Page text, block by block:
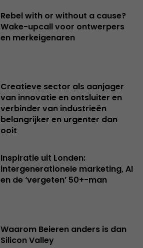
Rebel with or without a cause?
Wake-upcall voor ontwerpers
en merkeigenaren
Creatieve sector als aanjager
van innovatie en ontsluiter en
verbinder van industrieën
belangrijker en urgenter dan
ooit
Inspiratie uit Londen:
intergenerationele marketing, AI
en de ‘vergeten’ 50+-man
Waarom Beieren anders is dan
Silicon Valley